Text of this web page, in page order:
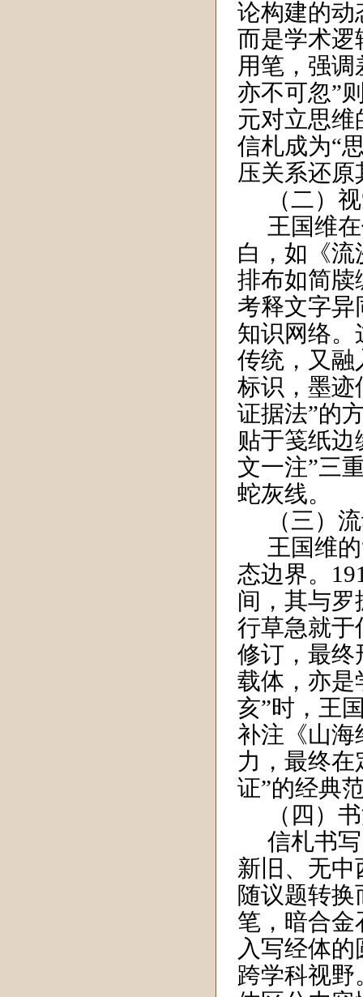
论构建的动
而是学术逻
用笔，强
亦不可忽”
元对立思
信札成为“
压关系还
（二）
王国维
白，如《
排布如简牍
考释文字异
知识网络。
传统，又融
标识，墨迹
证据法”的
贴于笺纸边
文一注”三
蛇灰线。
（三）
王国维
态边界。
间，其与
行草急就于
修订，最终
载体，亦是
亥”时，王
补注《山海
力，最终在
证”的经典
（四）
信札书
新旧、无中
随议题转
笔，暗合金
入写经体
跨学科视野